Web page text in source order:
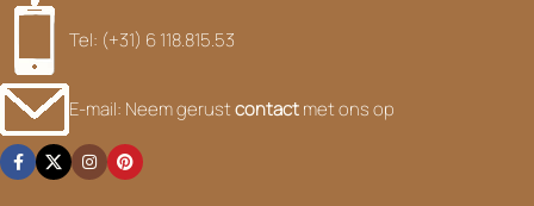
Tel: (+31) 6 118.815.53
E-mail: Neem gerustcontactmet ons op